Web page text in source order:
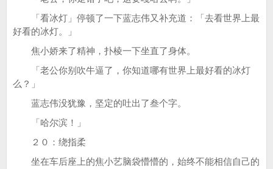
「看冰灯」停顿了一下蓝志伟又补充道：「去看世界上最
好看的冰灯。」
焦小娇来了精神，扑棱一下坐直了身体。
「老公你别吹牛逼了，你知道哪有世界上最好看的冰灯
么？」
蓝志伟没犹豫，坚定的吐出了叁个字。
「哈尔滨！」
２０：绕指柔
坐在车后座上的焦小艺脑袋懵懵的，始终不能相信自己的